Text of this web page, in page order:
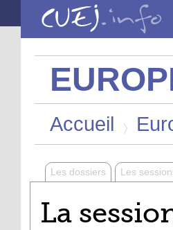
Aller au contenu principal
Accueil
Les dossiers Les
La